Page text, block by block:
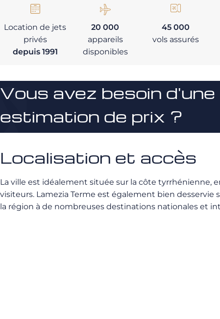
Location de jets
privés
depuis 1991
20 000
appareils
disponibles
45 000
vols assurés
Vous avez besoin d'une
estimation de prix ?
Localisation et accès
La ville est idéalement située sur la côte tyrrhénienne,
visiteurs. Lamezia Terme est également bien
la région à de nombreuses destinations nationales et